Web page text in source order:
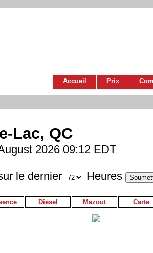
Accueil Prix
Lac, QC
2026 09:12 EDT
le dernier Heures
Diesel Mazout Carte